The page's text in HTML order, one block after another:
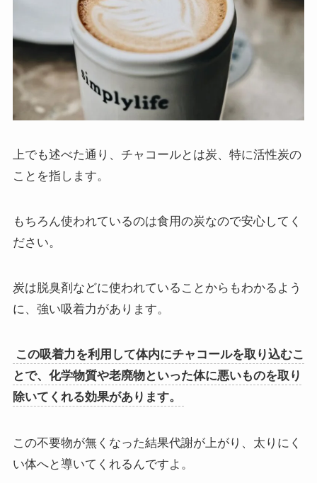
上でも述べた通り、チャコールとは炭、特に活性炭の
ことを指します。
もちろん使われているのは食用の炭なので安心してく
ださい。
炭は脱臭剤などに使われていることからもわかるよう
に、強い吸着力があります。
この吸着力を利用して体内にチャコールを取り込むこ
とで、化学物質や老廃物といった体に悪いものを取り
除いてくれる効果があります。
この不要物が無くなった結果代謝が上がり、太りにく
い体へと導いてくれるんですよ。